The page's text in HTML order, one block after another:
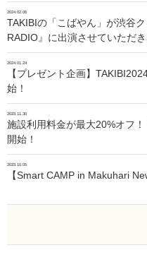
2024.02.06
TAKIBIの「こばやん」が渋谷
RADIO』に出演させていただ
2024.01.24
【プレゼント企画】
始！
2023.11.30
施設利用料金が最大20%オフ！
開始！
2023.10.05
【Smart CAMP in Makuhari